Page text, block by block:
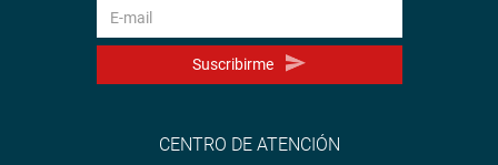
Suscribirme
CENTRO DE ATENCIÓN